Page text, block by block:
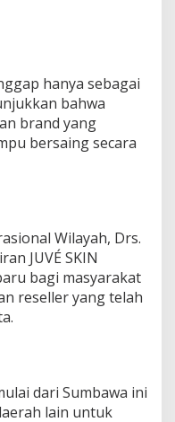
hanya sebagai
bahwa
brand yang
bersaing secara
Wilayah, Drs.
JUVÉ SKIN
bagi masyarakat
reseller yang telah
dari Sumbawa ini
lain untuk